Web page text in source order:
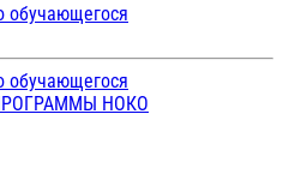
обучающегося
обучающегося
НОКО